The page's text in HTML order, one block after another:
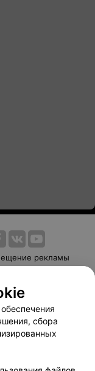
рекламы
оплаты
сбора